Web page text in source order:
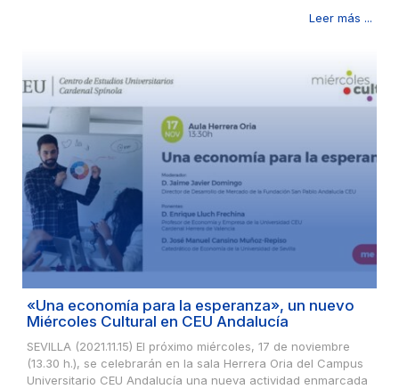
Leer más ...
«Una economía para la esperanza», un nuevo
Miércoles Cultural en CEU Andalucía
SEVILLA (2021.11.15) El próximo miércoles, 17 de noviembre
(13.30 h.), se celebrarán en la sala Herrera Oria del Campus
Universitario CEU Andalucía una nueva actividad enmarcada